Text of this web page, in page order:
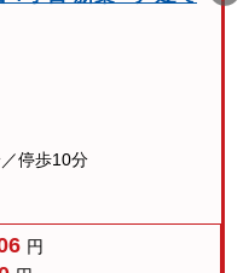
停歩10分
円